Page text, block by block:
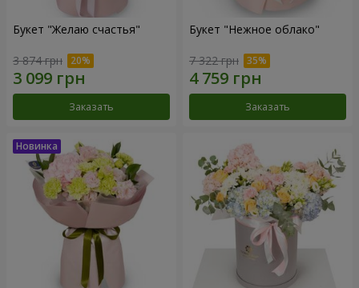
Букет "Желаю счастья"
3 874 грн
Заказать
Букет "Нежное облако"
7 322 грн
Заказать